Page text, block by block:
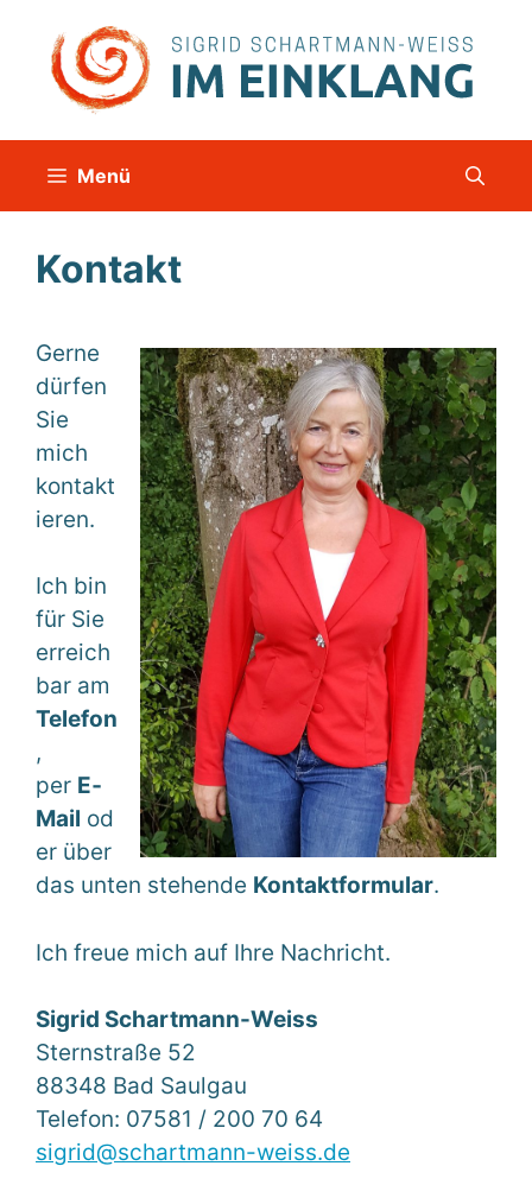
Inhalt
springen
Menü
Kontakt
Gerne
dürfen
Sie
mich
kontakt
ieren.
Ich bin
für Sie
erreich
bar am
Telefon
,
per E‑
Mail od
er über
das unten stehende Kontaktformular.
Ich freue mich auf Ihre Nachricht.
Sigrid Schartmann-Weiss
Sternstraße 52
88348 Bad Saulgau
Telefon: 07581 / 200 70 64
sigrid@schartmann-weiss.de